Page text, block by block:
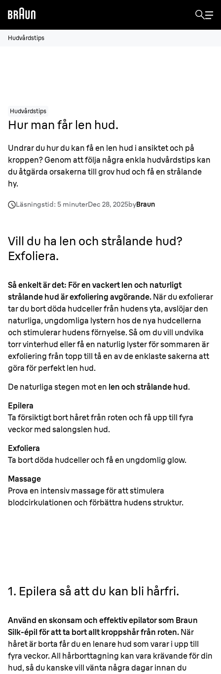
Hudvårdstips
Hudvårdstips
Hur man får len hud.
Undrar du hur du kan få en len hud i ansiktet och på
kroppen? Genom att följa några enkla hudvårdstips kan
du åtgärda orsakerna till grov hud och få en strålande
hy.
Läsningstid: 5 minuterDec 28, 2025byBraun
Vill du ha len och strålande hud?
Exfoliera.
Så enkelt är det: För en vackert len och naturligt
strålande hud är exfoliering avgörande. När du exfolierar
tar du bort döda hudceller från hudens yta, avslöjar den
naturliga, ungdomliga lystern hos de nya hudcellerna
och stimulerar hudens förnyelse. Så om du vill undvika
torr vinterhud eller få en naturlig lyster för sommaren är
exfoliering från topp till tå en av de enklaste sakerna att
göra för perfekt len hud.
De naturliga stegen mot en len och strålande hud.
Epilera
Ta försiktigt bort håret från roten och få upp till fyra
veckor med salongslen hud.
Exfoliera
Ta bort döda hudceller och få en ungdomlig glow.
Massage
Prova en intensiv massage för att stimulera
blodcirkulationen och förbättra hudens struktur.
1. Epilera så att du kan bli hårfri.
Använd en skonsam och effektiv epilator som Braun
Silk-épil för att ta bort allt kroppshår från roten. När
håret är borta får du en lenare hud som varar i upp till
fyra veckor. All hårborttagning kan vara krävande för din
hud, så du kanske vill vänta några dagar innan du